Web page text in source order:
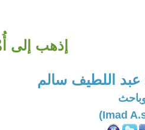
إذهب إلى
عبد اللطيف سالم